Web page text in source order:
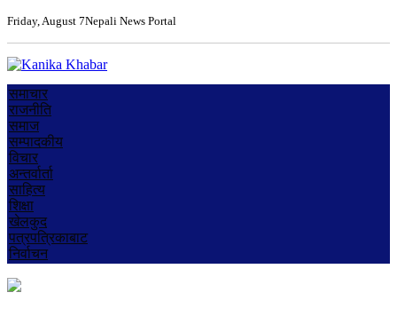
Friday, August 7Nepali News Portal
समाचार
राजनीति
समाज
सम्पादकीय
विचार
अन्तर्वार्ता
साहित्य
शिक्षा
खेलकुद
पत्रपत्रिकाबाट
निर्वाचन